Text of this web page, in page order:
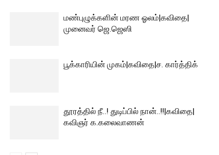
மண்புழுக்களின் மரண ஓலம்|கவிதை|
முனைவர் ஜெ.ஜெஸி
பூக்காரியின் முகம்|கவிதை|ச. கார்த்திக்
தூரத்தில் நீ..! துடிப்பில் நான்..!!|கவிதை|
கவிஞர் க.கலைவாணன்